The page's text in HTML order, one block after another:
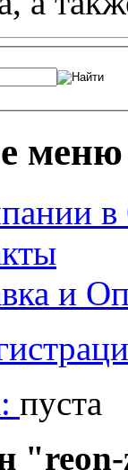
меню
в
и
пуста
"reon-